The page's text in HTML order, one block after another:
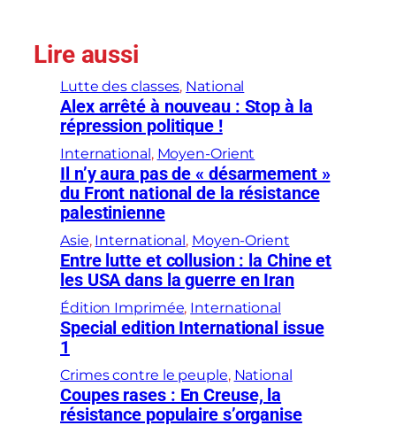
Lire aussi
Lutte des classes, National
Alex arrêté à nouveau : Stop à la
répression politique !
International , Moyen-Orient
Il n’y aura pas de « désarmement »
du Front national de la résistance
palestinienne
Asie, International , Moyen-Orient
Entre lutte et collusion : la Chine et
les USA dans la guerre en Iran
Édition Imprimée, International
Special edition International issue
1
Crimes contre le peuple, National
Coupes rases : En Creuse, la
résistance populaire s’organise